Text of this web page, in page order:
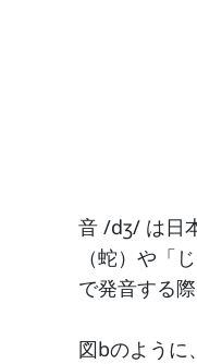
音 /dʒ/ は日
（蛇）や「
で発音する
図bのように